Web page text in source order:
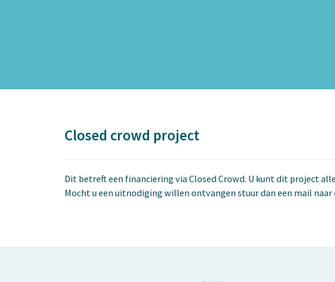
Closed crowd project
Dit betreft een financiering via Closed Crowd. U kunt dit project
Mocht u een uitnodiging willen ontvangen stuur dan een mail naar